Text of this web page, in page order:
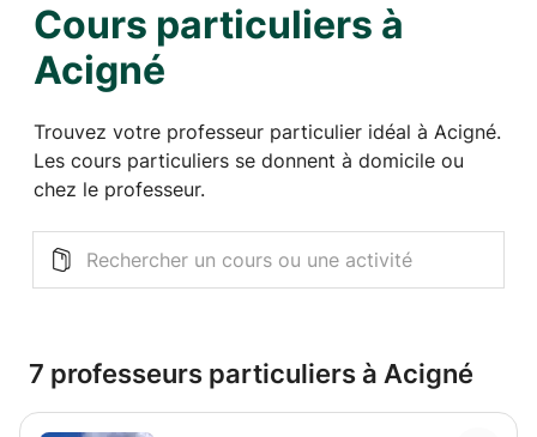
Cours particuliers à
Acigné
Trouvez votre professeur particulier idéal à Acigné.
Les cours particuliers se donnent à domicile ou
chez le professeur.
7 professeurs particuliers à Acigné